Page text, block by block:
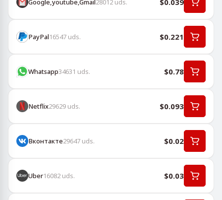
$0.039
PayPal16547 uds. $0.221
Whatsapp34631 uds. $0.78
Netflix29629 uds. $0.093
Вконтакте29647 uds. $0.02
Uber16082 uds. $0.03